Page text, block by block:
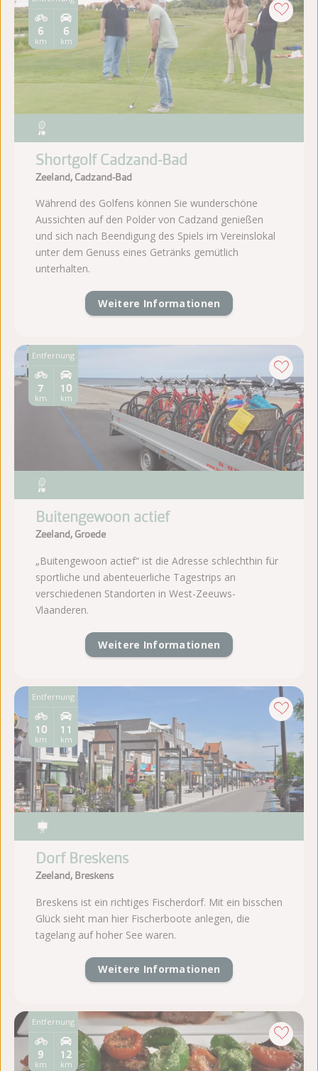
6
km
6
km
Shortgolf Cadzand-Bad
Zeeland, Cadzand-Bad
Während des Golfens können Sie wunderschöne
Aussichten auf den Polder von Cadzand genießen
und sich nach Beendigung des Spiels im Vereinslokal
unter dem Genuss eines Getränks gemütlich
unterhalten.
Weitere Informationen
Entfernung
12
km
9
km
Entfernung
10
km
7
km
Buitengewoon actief
Zeeland, Groede
„Buitengewoon actief“ ist die Adresse schlechthin für
sportliche und abenteuerliche Tagestrips an
verschiedenen Standorten in West-Zeeuws-
Vlaanderen.
Weitere Informationen
Entfernung
11
km
10
km
Dorf Breskens
Zeeland, Breskens
Breskens ist ein richtiges Fischerdorf. Mit ein bisschen
Glück sieht man hier Fischerboote anlegen, die
tagelang auf hoher See waren.
Weitere Informationen